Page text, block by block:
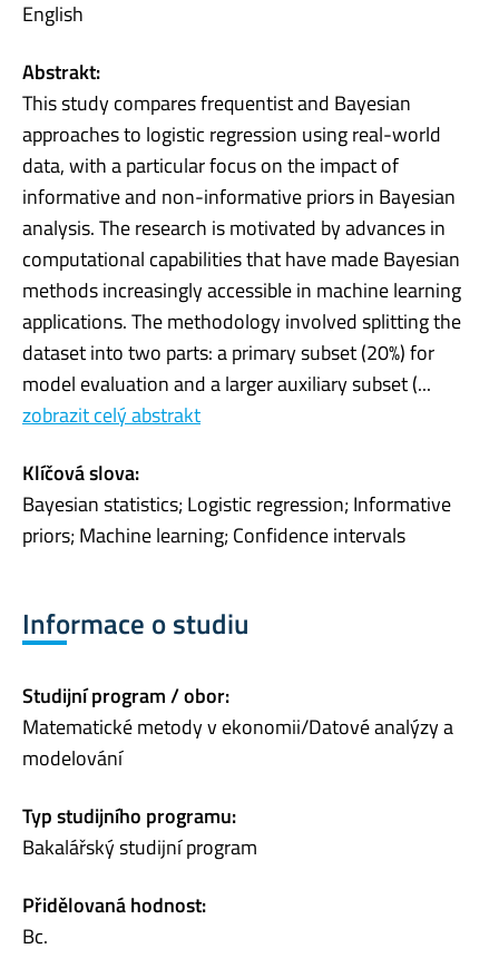
English
Abstrakt:
This study compares frequentist and Bayesian
approaches to logistic regression using real-world
data, with a particular focus on the impact of
informative and non-informative priors in Bayesian
analysis. The research is motivated by advances in
computational capabilities that have made Bayesian
methods increasingly accessible in machine learning
applications. The methodology involved splitting the
dataset into two parts: a primary subset (20%) for
model evaluation and a larger auxiliary subset (...
zobrazit celý abstrakt
Klíčová slova:
Bayesian statistics; Logistic regression; Informative
priors; Machine learning; Confidence intervals
Informace o studiu
Studijní program / obor:
Matematické metody v ekonomii/Datové analýzy a
modelování
Typ studijního programu:
Bakalářský studijní program
Přidělovaná hodnost:
Bc.